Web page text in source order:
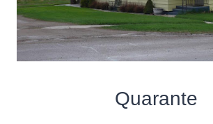
Quarante